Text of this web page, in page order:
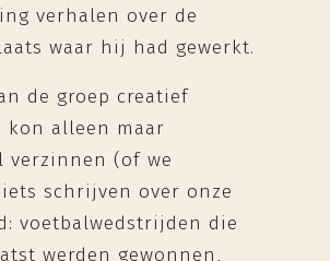
verhalen over de
waar hij had gewerkt.
de groep creatief
kon alleen maar
verzinnen (of we
schrijven over onze
voetbalwedstrijden die
werden gewonnen,